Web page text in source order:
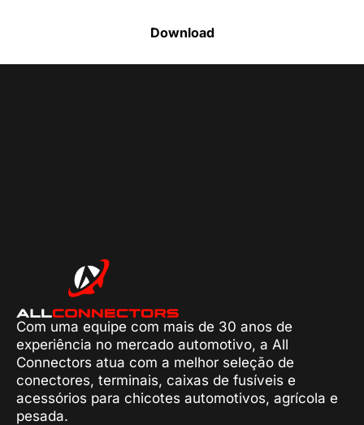
Download
Com uma equipe com mais de 30 anos de
experiência no mercado automotivo, a All
Connectors atua com a melhor seleção de
conectores, terminais, caixas de fusíveis e
acessórios para chicotes automotivos, agrícola e
pesada.